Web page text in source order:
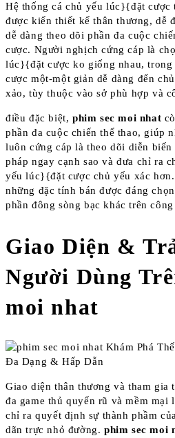
Hệ thống cá chủ yếu lúc}{đặt
được kiến thiết kế thân thương, dễ
dễ dàng theo dõi phần đa cuộc
cược. Người nghịch cứng cáp là
lúc}{đặt cược ko giống nhau,
cược một-một giản dễ dàng đến
xảo, tùy thuộc vào sở phù hợp và
điều đặc biệt, phim sec moi nhat
phần đa cuộc chiến thể thao, giúp
luôn cứng cáp là theo dõi diễn
pháp ngay cạnh sao và đưa chỉ ra
yếu lúc}{đặt cược chủ yếu xác
những đặc tính bán được đáng
phần đông sòng bạc khác trên
Giao Diện &
Người Dùng
moi nhat
Giao diện thân thương và tham gia
đa game thủ quyến rũ và mềm mại
chỉ ra quyết định sự thành phầm
dãn trực nhỏ đường. phim sec moi